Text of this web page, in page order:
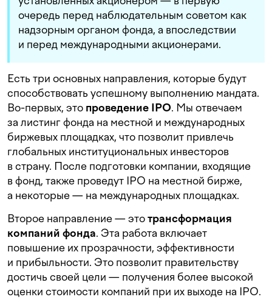
очередь перед наблюдательным советом как
надзорным органом фонда, а впоследствии
и перед международными акционерами.
Есть три основных направления, которые будут
способствовать успешному выполнению мандата.
Во-первых, это проведение IPO. Мы отвечаем
за листинг фонда на местной и международных
биржевых площадках, что позволит привлечь
глобальных институциональных инвесторов
в страну. После подготовки компании, входящие
в фонд, также проведут IPO на местной бирже,
а некоторые — на международных площадках.
Второе направление — этотрансформация
компаний фонда. Эта работа включает
повышение их прозрачности, эффективности
и прибыльности. Это позволит правительству
достичь своей цели — получения более высокой
оценки стоимости компаний при их выходе на IPO.